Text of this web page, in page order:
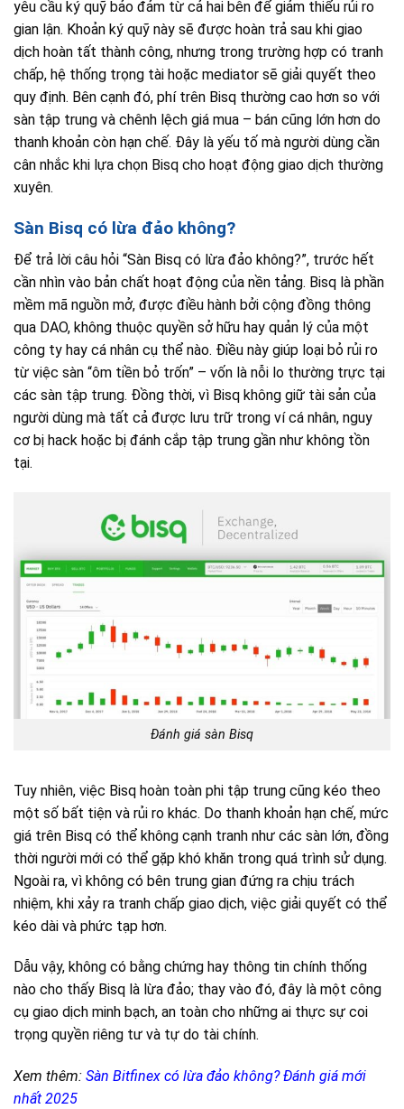
yêu cầu ký quỹ bảo đảm từ cả hai bên để giảm thiểu rủi ro
gian lận. Khoản ký quỹ này sẽ được hoàn trả sau khi giao
dịch hoàn tất thành công, nhưng trong trường hợp có tranh
chấp, hệ thống trọng tài hoặc mediator sẽ giải quyết theo
quy định. Bên cạnh đó, phí trên Bisq thường cao hơn so với
sàn tập trung và chênh lệch giá mua – bán cũng lớn hơn do
thanh khoản còn hạn chế. Đây là yếu tố mà người dùng cần
cân nhắc khi lựa chọn Bisq cho hoạt động giao dịch thường
xuyên.
Sàn Bisq có lừa đảo không?
Để trả lời câu hỏi “Sàn Bisq có lừa đảo không?”, trước hết
cần nhìn vào bản chất hoạt động của nền tảng. Bisq là phần
mềm mã nguồn mở, được điều hành bởi cộng đồng thông
qua DAO, không thuộc quyền sở hữu hay quản lý của một
công ty hay cá nhân cụ thể nào. Điều này giúp loại bỏ rủi ro
từ việc sàn “ôm tiền bỏ trốn” – vốn là nỗi lo thường trực tại
các sàn tập trung. Đồng thời, vì Bisq không giữ tài sản của
người dùng mà tất cả được lưu trữ trong ví cá nhân, nguy
cơ bị hack hoặc bị đánh cắp tập trung gần như không tồn
tại.
Đánh giá sàn Bisq
Tuy nhiên, việc Bisq hoàn toàn phi tập trung cũng kéo theo
một số bất tiện và rủi ro khác. Do thanh khoản hạn chế, mức
giá trên Bisq có thể không cạnh tranh như các sàn lớn, đồng
thời người mới có thể gặp khó khăn trong quá trình sử dụng.
Ngoài ra, vì không có bên trung gian đứng ra chịu trách
nhiệm, khi xảy ra tranh chấp giao dịch, việc giải quyết có thể
kéo dài và phức tạp hơn.
Dẫu vậy, không có bằng chứng hay thông tin chính thống
nào cho thấy Bisq là lừa đảo; thay vào đó, đây là một công
cụ giao dịch minh bạch, an toàn cho những ai thực sự coi
trọng quyền riêng tư và tự do tài chính.
Xem thêm: Sàn Bitfinex có lừa đảo không? Đánh giá mới
nhất 2025